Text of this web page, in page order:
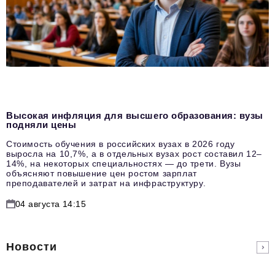
Высокая инфляция для высшего образования: вузы
подняли цены
Стоимость обучения в российских вузах в 2026 году
выросла на 10,7%, а в отдельных вузах рост составил 12–
14%, на некоторых специальностях — до трети. Вузы
объясняют повышение цен ростом зарплат
преподавателей и затрат на инфраструктуру.
04 августа 14:15
Новости